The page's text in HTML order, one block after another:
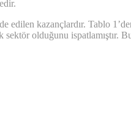
kazançlardır. Tablo
olduğunu ispatlamıştır.